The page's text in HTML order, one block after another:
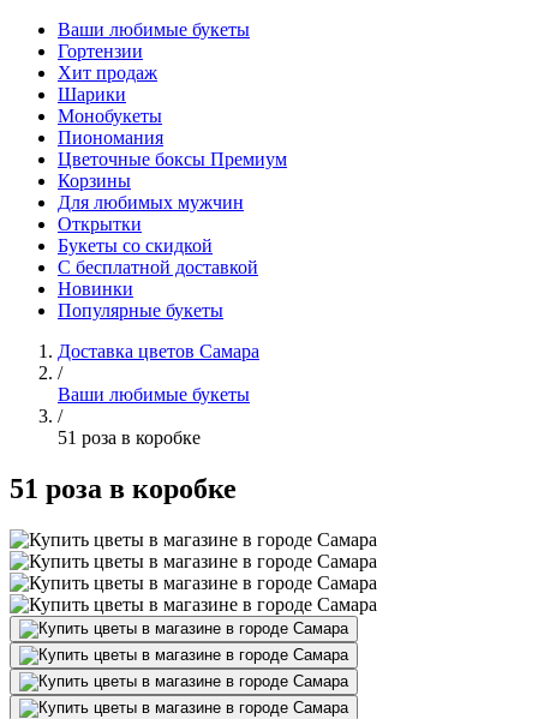
Ваши любимые букеты
Гортензии
Хит продаж
Шарики
Монобукеты
Пиономания
Цветочные боксы Премиум
Корзины
Для любимых мужчин
Открытки
Букеты со скидкой
С бесплатной доставкой
Новинки
Популярные букеты
Доставка цветов Самара
/
Ваши любимые букеты
/
51 роза в коробке
51 роза в коробке